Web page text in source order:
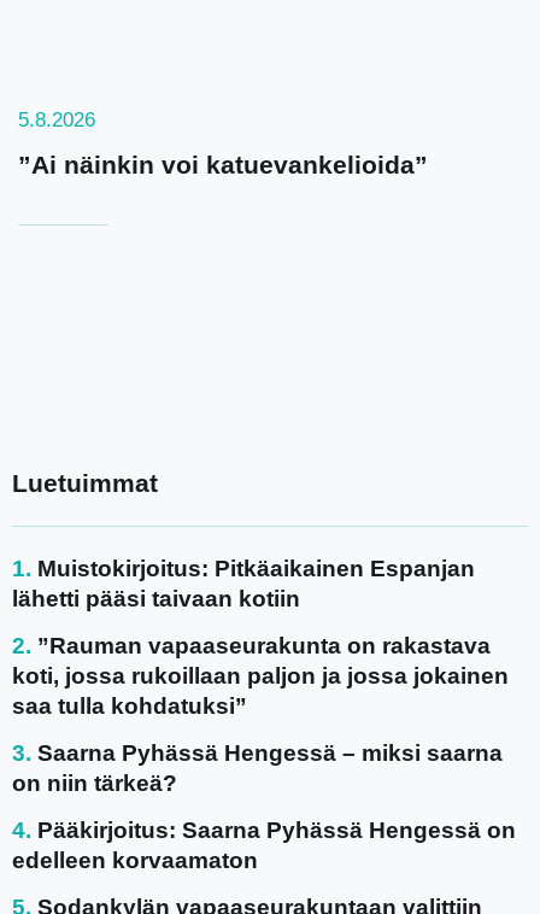
5.8.2026
”Ai näinkin voi katuevankelioida”
Luetuimmat
Muistokirjoitus: Pitkäaikainen Espanjan
lähetti pääsi taivaan kotiin
”Rauman vapaaseurakunta on rakastava
koti, jossa rukoillaan paljon ja jossa jokainen
saa tulla kohdatuksi”
Saarna Pyhässä Hengessä – miksi saarna
on niin tärkeä?
Pääkirjoitus: Saarna Pyhässä Hengessä on
edelleen korvaamaton
Sodankylän vapaaseurakuntaan valittiin